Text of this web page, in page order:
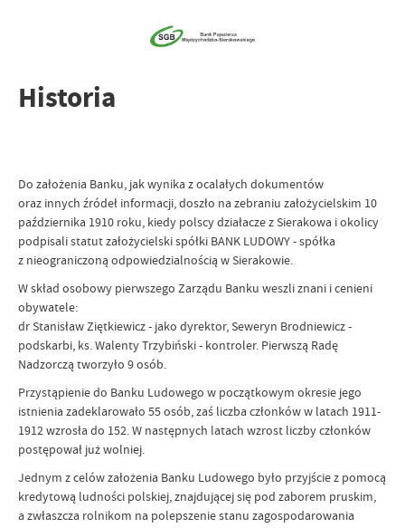
Historia
Do założenia Banku, jak wynika z ocalałych dokumentów
oraz innych źródeł informacji, doszło na zebraniu założycielskim 10
października 1910 roku, kiedy polscy działacze z Sierakowa i okolicy
podpisali statut założycielski spółki BANK LUDOWY - spółka
z nieograniczoną odpowiedzialnością w Sierakowie.
W skład osobowy pierwszego Zarządu Banku weszli znani i cenieni
obywatele:
dr Stanisław Ziętkiewicz - jako dyrektor, Seweryn Brodniewicz -
podskarbi, ks. Walenty Trzybiński - kontroler. Pierwszą Radę
Nadzorczą tworzyło 9 osób.
Przystąpienie do Banku Ludowego w początkowym okresie jego
istnienia zadeklarowało 55 osób, zaś liczba członków w latach 1911-
1912 wzrosła do 152. W następnych latach wzrost liczby członków
postępował już wolniej.
Jednym z celów założenia Banku Ludowego było przyjście z pomocą
kredytową ludności polskiej, znajdującej się pod zaborem pruskim,
a zwłaszcza rolnikom na polepszenie stanu zagospodarowania